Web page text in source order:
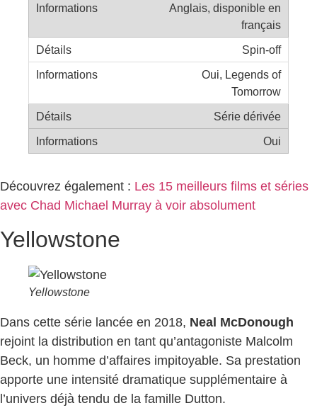
Anglais, disponible en
français
Spin-off
Oui, Legends of
Tomorrow
Série dérivée
Oui
Découvrez également : Les 15 meilleurs films et séries
avec Chad Michael Murray à voir absolument
Yellowstone
Yellowstone
Dans cette série lancée en 2018, Neal McDonough
rejoint la distribution en tant qu’antagoniste Malcolm
Beck, un homme d’affaires impitoyable. Sa prestation
apporte une intensité dramatique supplémentaire à
l’univers déjà tendu de la famille Dutton.